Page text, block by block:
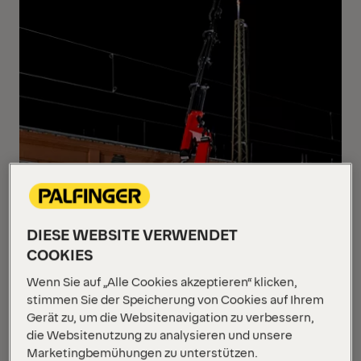
Der Hauptbahnhof der sächsischen
DIESE WEBSITE VERWENDET
COOKIES
Wenn Sie auf „Alle Cookies akzeptieren“ klicken,
stimmen Sie der Speicherung von Cookies auf Ihrem
Gerät zu, um die Websitenavigation zu verbessern,
die Websitenutzung zu analysieren und unsere
Marketingbemühungen zu unterstützen.